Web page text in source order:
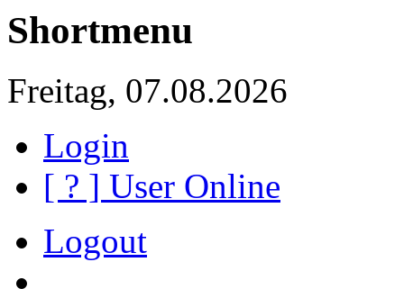
Shortmenu
Freitag, 07.08.2026
Login
[ ? ] User Online
Logout